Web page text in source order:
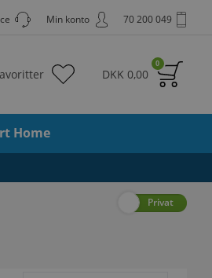
70 200 049
Min konto
0
DKK 0,00
Home
Privat